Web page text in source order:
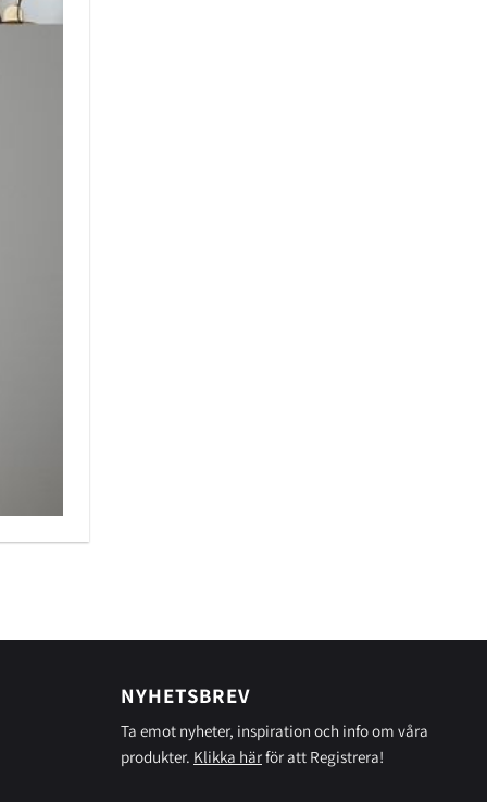
NYHETSBREV
Ta emot nyheter, inspiration och info om våra
produkter. Klikka härför att Registrera!